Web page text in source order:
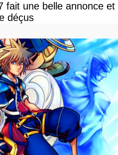
fait une belle annonce et
déçus